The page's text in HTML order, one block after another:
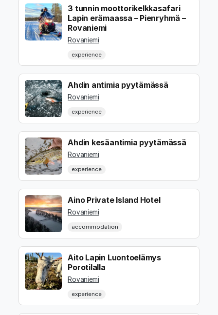
3 tunnin moottorikelkkasafari
Lapin erämaassa – Pienryhmä –
Rovaniemi
Rovaniemi
experience
Ahdin antimia pyytämässä
Rovaniemi
experience
Ahdin kesäantimia pyytämässä
Rovaniemi
experience
Aino Private Island Hotel
Rovaniemi
accommodation
Aito Lapin Luontoelämys
Porotilalla
Rovaniemi
experience